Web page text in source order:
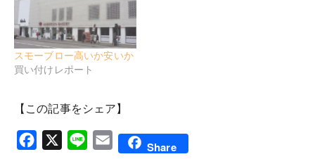
スモーブロー高いか安いか
買い付けレポート
【この記事をシェア】
Facebook
X Line Email Share